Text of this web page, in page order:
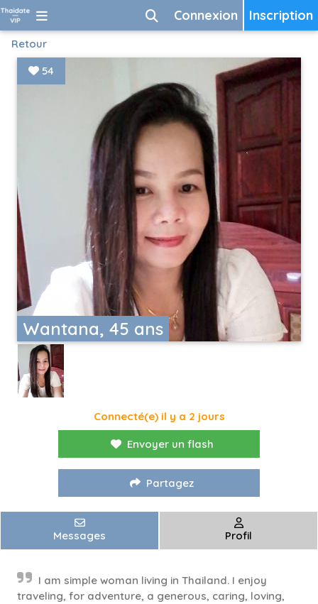
Inscription
Connexion
Retour
Wantana, 45 ans
54
Connecté(e) il y a 2 jours
Envoyer un flash
Partagez
Messages Profil
I am simple woman living in Thailand. I enjoy
traveling, for adventure, a generous, caring, loving,